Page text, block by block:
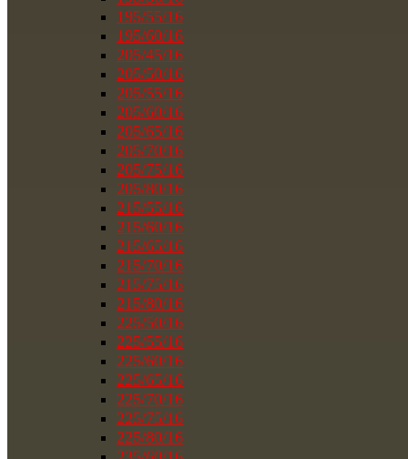
195/55/16
195/60/16
205/45/16
205/50/16
205/55/16
205/60/16
205/65/16
205/70/16
205/75/16
205/80/16
215/55/16
215/60/16
215/65/16
215/70/16
215/75/16
215/80/16
225/50/16
225/55/16
225/60/16
225/65/16
225/70/16
225/75/16
225/80/16